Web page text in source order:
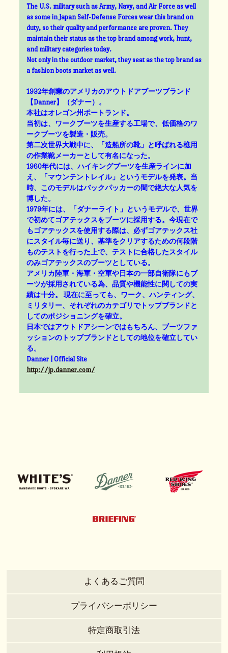
The U.S. military such as Army, Navy, and Air Force as well
as some in Japan Self-Defense Forces wear this brand on
duty, so their quality and performance are proven. They
maintain their status as the top brand among work, hunt,
and military categories today.
Not only in the outdoor market, they seat as the top brand as
a fashion boots market as well.
1932年創業のアメリカのアウトドアブーツブランド
【Danner】（ダナー）。
本社はオレゴン州ポートランド。
当初は、ワークブーツを生産する工場で、低価格のワ
ークブーツを製造・販売。
第二次世界大戦中に、「造船所の靴」と呼ばれる樵用
の作業靴メーカーとして有名になった。
1960年代には、ハイキングブーツを生産ラインに加
え、「マウンテントレイル」というモデルを発表。当
時、このモデルはバックパッカーの間で絶大な人気を
博した。
1979年には、「ダナーライト」というモデルで、世界
で初めてゴアテックスをブーツに採用する。今現在で
もゴアテックスを使用する際は、必ずゴアテックス社
にスタイル毎に送り、基準をクリアするための何段階
ものテストを行った上で、テストに合格したスタイル
のみゴアテックスのブーツとしている。
アメリカ陸軍・海軍・空軍や日本の一部自衛隊にもブ
ーツが採用されている為、品質や機能性に関しての実
績は十分。 現在に至っても、ワーク、ハンティング、
ミリタリー、それぞれのカテゴリでトップブランドと
してのポジショニングを確立。
日本ではアウトドアシーンではもちろん、ブーツファ
ッションのトップブランドとしての地位を確立してい
る。
Danner | Official Site
http://jp.danner.com/
よくあるご質問
プライバシーポリシー
特定商取引法